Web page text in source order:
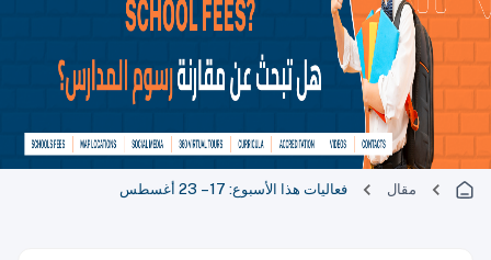
مقال فعاليات هذا الأسبوع: 17 – 23 أغسطس